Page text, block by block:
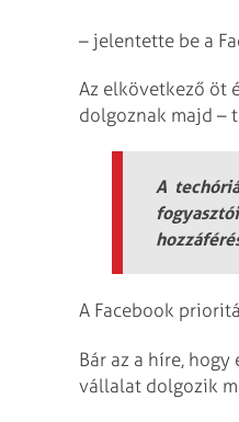
– jelentette be a
Az elkövetkező öt
dolgoznak majd –
A
A Facebook
Bár az a híre,
vállalat dolgozik